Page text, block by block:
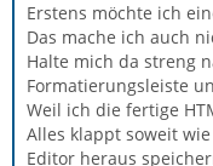
Erstens möchte ich
Das mache ich auch
Halte mich da streng
Formatierungsleiste
Weil ich die fertige
Alles klappt soweit
Editor heraus